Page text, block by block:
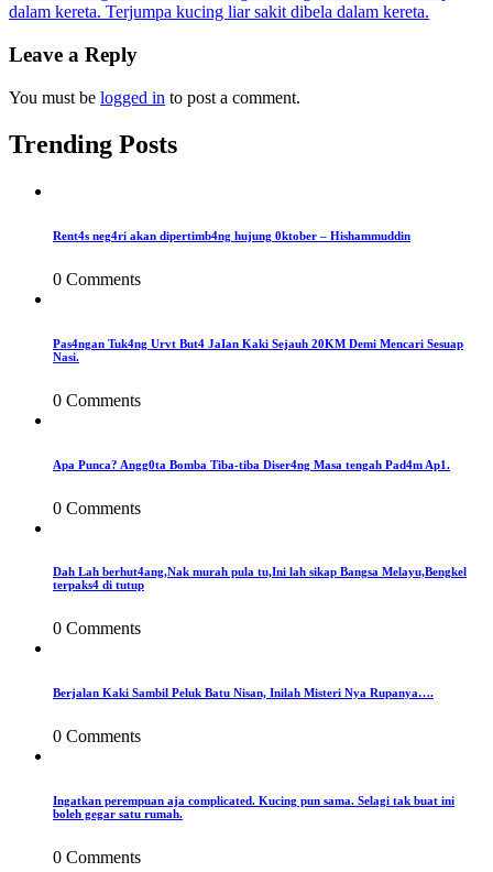
navigation
dalam kereta. Terjumpa kucing liar sakit dibela dalam kereta.
Leave a Reply
You must be logged in to post a comment.
Trending Posts
Rent4s neg4ri akan dipertimb4ng hujung 0ktober – Hishammuddin
0 Comments
Pas4ngan Tuk4ng Urvt But4 JaIan Kaki Sejauh 20KM Demi Mencari Sesuap
Nasi.
0 Comments
Apa Punca? Angg0ta Bomba Tiba-tiba Diser4ng Masa tengah Pad4m Ap1.
0 Comments
Dah Lah berhut4ang,Nak murah pula tu,Ini lah sikap Bangsa Melayu,Bengkel
terpaks4 di tutup
0 Comments
Berjalan Kaki Sambil Peluk Batu Nisan, Inilah Misteri Nya Rupanya….
0 Comments
Ingatkan perempuan aja complicated. Kucing pun sama. Selagi tak buat ini
boleh gegar satu rumah.
0 Comments